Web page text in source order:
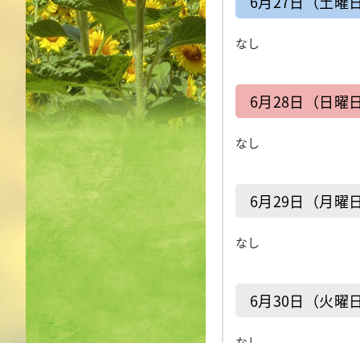
なし
6月28日（日曜日
なし
6月29日（月曜日
なし
6月30日（火曜日